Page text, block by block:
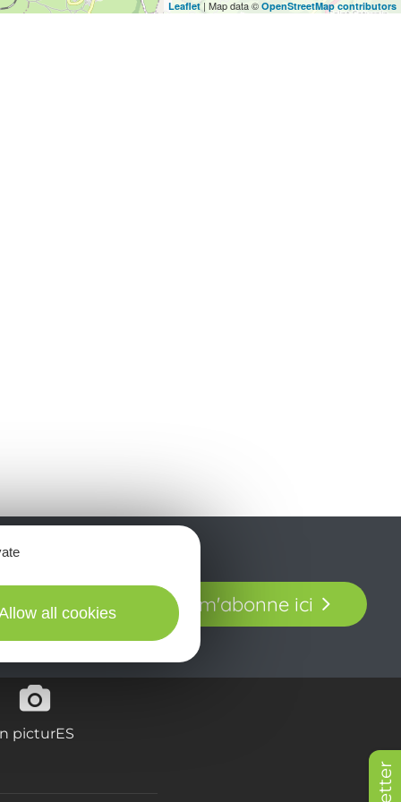
Leaflet | Map data © OpenStreetMap contributors
laissez-vous
en Aveyron.
Je m'abonne ici
picturES
all cookies